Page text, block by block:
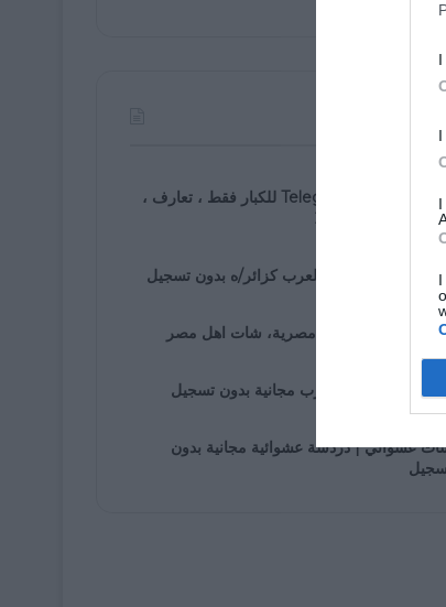
07/30/
روابط مجموعة Telegram للكبار فقط ، تعارف ،
، دردشة ، 2025
إلى شات اهل العرب كزائر/ه بدون تسجيل
01/25/
مصرى، دردشة مصرية، شات اهل مصر
غرف دردشة اهل العرب مجانية بدون تسجيل
عشوائي | دردشة عشوائية مجانية بدون